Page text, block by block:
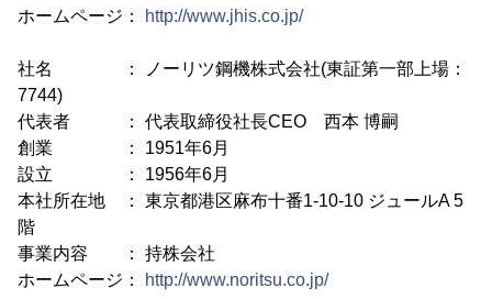
ホームページ：
http://www.jhis.co.jp/
社名 ： ノーリツ鋼機株式会社(東証第一部上場：
7744)
代表者 ： 代表取締役社長CEO 西本 博嗣
創業 ： 1951年6月
設立 ： 1956年6月
本社所在地 ： 東京都港区麻布十番1-10-10 ジュールA 5
階
事業内容 ： 持株会社
ホームページ：
http://www.noritsu.co.jp/